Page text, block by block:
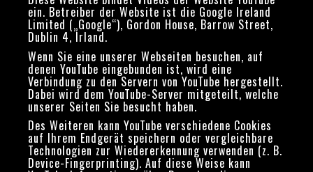
ein. Betreiber der Website ist die Google Ireland
Limited („Google“), Gordon House, Barrow Street,
Dublin 4, Irland.
Wenn Sie eine unserer Webseiten besuchen, auf
denen YouTube eingebunden ist, wird eine
Verbindung zu den Servern von YouTube hergestellt.
Dabei wird dem YouTube-Server mitgeteilt, welche
unserer Seiten Sie besucht haben.
Des Weiteren kann YouTube verschiedene Cookies
auf Ihrem Endgerät speichern oder vergleichbare
Technologien zur Wiedererkennung verwenden (z. B.
Device-Fingerprinting). Auf diese Weise kann